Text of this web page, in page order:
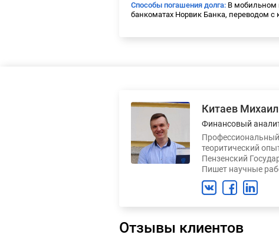
Способы погашения долга: В мобильном
банкоматах Норвик Банка, переводом с
Китаев Михаил
Финансовый
теоритический
Пензенский
Пишет научные
Отзывы клиентов